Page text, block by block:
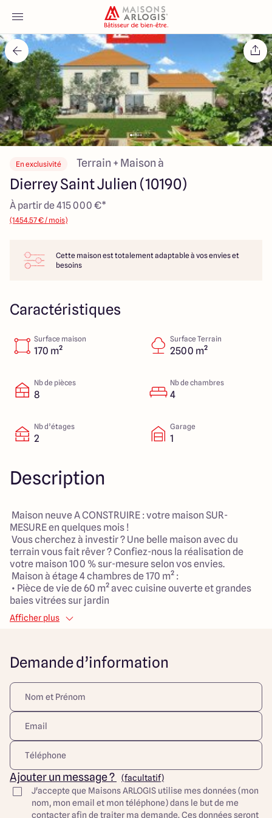
Accueil
Nos maisons
Nos annonces
Votre projet
Qui sommes-nous
Maisons ARLOGIS Aube
4.6 4.8
En exclusivité Terrain + Maison à
Dierrey Saint Julien (10190)
À partir de 415 000 €*
(1454.57 € / mois)
Cette maison est totalement adaptable à vos envies et
besoins
Caractéristiques
Surface maison
170 m²
Surface Terrain
2500 m²
Nb de pièces
8
Nb de chambres
4
Nb d’étages
2
Garage
1
Description
Maison neuve A CONSTRUIRE : votre maison SUR-
MESURE en quelques mois !
Vous cherchez à investir ? Une belle maison avec du
terrain vous fait rêver ? Confiez-nous la réalisation de
votre maison 100 % sur-mesure selon vos envies.
Maison à étage 4 chambres de 170 m² :
• Pièce de vie de 60 m² avec cuisine ouverte et grandes
baies vitrées sur jardin
• 4 chambres
• 1 salle de jeux et 1 bureau
Toutes nos constructions sont aux normes RE2020
livrons la maison prête à décorer. C’est vous qui
choisissez toutes les dernières finitions !
Projet de maison à partir de 340 000 €
A propos de ce TERRAIN constructible à DIERREY-SAINT-
JULIEN
Maisons ARLOGIS vous offre l’opportunité d’acquérir un
terrain à bâtir d’une surface de 2500 m² à DIERREY-
SAINT-JULIEN. La superficie du terrain est idéale pour
créer un jardin agréable et sécurisé où vos enfants
pourront jouer en toute tranquillité. Situé à seulement 20
km de Troyes, ce charmant village offre toutes les
Afficher plus
Demande d’information
Ajouter un message ?
(facultatif)
J'accepte que Maisons ARLOGIS utilise mes données (mon
nom, mon email et mon téléphone) dans le but de me
contacter afin de traiter ma demande. Ces données seront